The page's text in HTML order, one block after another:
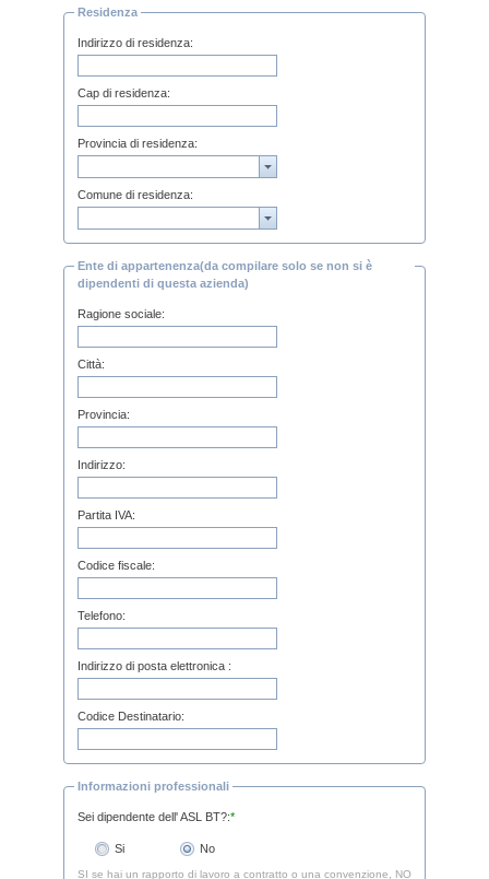
Residenza
Indirizzo di residenza:
Cap di residenza:
Provincia di residenza:
Comune di residenza:
Ente di appartenenza(da compilare solo se non si è
dipendenti di questa azienda)
Ragione sociale:
Città:
Provincia:
Indirizzo:
Partita IVA:
Codice fiscale:
Telefono:
Indirizzo di posta elettronica :
Codice Destinatario:
Informazioni professionali
Sei dipendente dell' ASL BT?:*
Si No
SI se hai un rapporto di lavoro a contratto o una convenzione, NO